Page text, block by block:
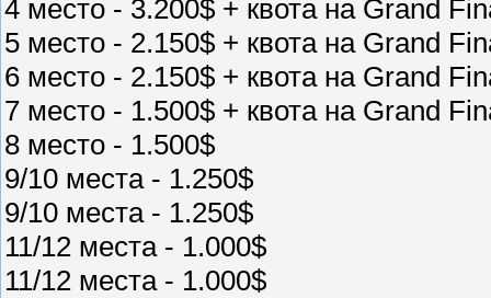
4 место - 3.200$ + квота на Grand
5 место - 2.150$ + квота на Grand
6 место - 2.150$ + квота на Grand
7 место - 1.500$ + квота на Grand
8 место - 1.500$
9/10 места - 1.250$
9/10 места - 1.250$
11/12 места - 1.000$
11/12 места - 1.000$